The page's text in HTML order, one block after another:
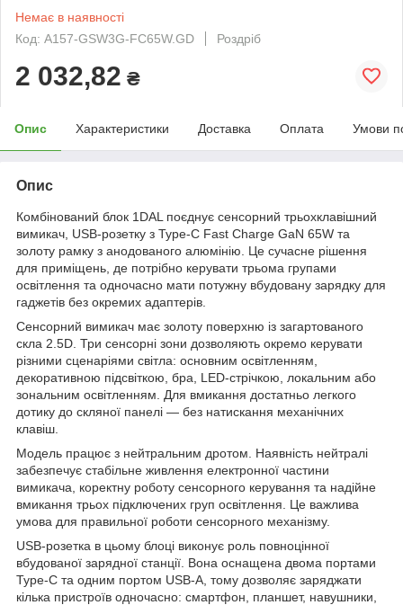
Немає в наявності
Код: A157-GSW3G-FC65W.GD
Роздріб
2 032,82 ₴
Опис Характеристики Доставка Оплата Умови
Опис
Комбінований блок 1DAL поєднує сенсорний трьохклавішний
вимикач, USB-розетку з Type-C Fast Charge GaN 65W та
золоту рамку з анодованого алюмінію. Це сучасне рішення
для приміщень, де потрібно керувати трьома групами
освітлення та одночасно мати потужну вбудовану зарядку для
гаджетів без окремих адаптерів.
Сенсорний вимикач має золоту поверхню із загартованого
скла 2.5D. Три сенсорні зони дозволяють окремо керувати
різними сценаріями світла: основним освітленням,
декоративною підсвіткою, бра, LED-стрічкою, локальним або
зональним освітленням. Для вмикання достатньо легкого
дотику до скляної панелі — без натискання механічних
клавіш.
Модель працює з нейтральним дротом. Наявність нейтралі
забезпечує стабільне живлення електронної частини
вимикача, коректну роботу сенсорного керування та надійне
вмикання трьох підключених груп освітлення. Це важлива
умова для правильної роботи сенсорного механізму.
USB-розетка в цьому блоці виконує роль повноцінної
вбудованої зарядної станції. Вона оснащена двома портами
Type-C та одним портом USB-A, тому дозволяє заряджати
кілька пристроїв одночасно: смартфон, планшет, навушники,